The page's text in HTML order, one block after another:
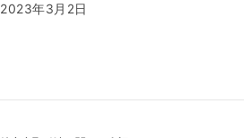
2023年3月2日